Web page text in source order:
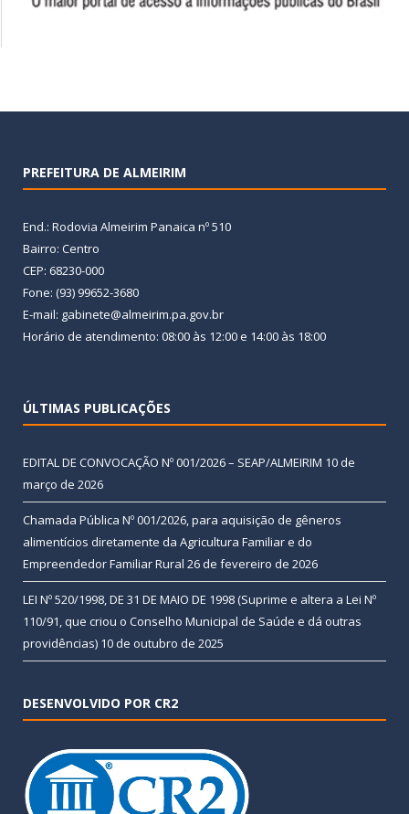
PREFEITURA DE ALMEIRIM
End.: Rodovia Almeirim Panaica nº 510
Bairro: Centro
CEP: 68230-000
Fone: (93) 99652-3680
E-mail: gabinete@almeirim.pa.gov.br
Horário de atendimento: 08:00 às 12:00 e 14:00 às 18:00
ÚLTIMAS PUBLICAÇÕES
EDITAL DE CONVOCAÇÃO Nº 001/2026 – SEAP/ALMEIRIM 10 de
março de 2026
Chamada Pública Nº 001/2026, para aquisição de gêneros
alimentícios diretamente da Agricultura Familiar e do
Empreendedor Familiar Rural 26 de fevereiro de 2026
LEI Nº 520/1998, DE 31 DE MAIO DE 1998 (Suprime e altera a Lei Nº
110/91, que criou o Conselho Municipal de Saúde e dá outras
providências) 10 de outubro de 2025
DESENVOLVIDO POR CR2